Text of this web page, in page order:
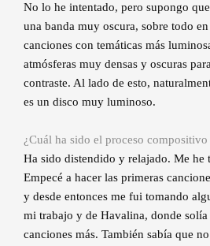
No lo he intentado, pero supongo
una banda muy oscura, sobre todo
canciones con temáticas más
atmósferas muy densas y oscuras
contraste. Al lado de esto,
es un disco muy luminoso.
¿Cuál ha sido el proceso compositivo
Ha sido distendido y relajado. Me he
Empecé a hacer las primeras
y desde entonces me fui tomando
mi trabajo y de Havalina, donde
canciones más. También sabía que